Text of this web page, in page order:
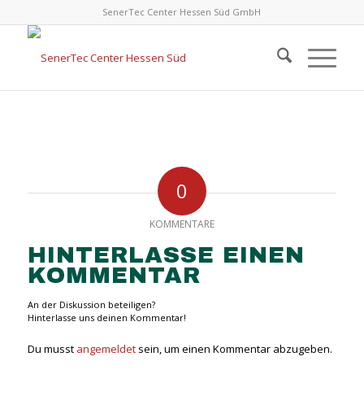
SenerTec Center Hessen Süd GmbH
0
KOMMENTARE
HINTERLASSE EINEN
KOMMENTAR
An der Diskussion beteiligen?
Hinterlasse uns deinen Kommentar!
Du musst angemeldetsein, um einen Kommentar abzugeben.